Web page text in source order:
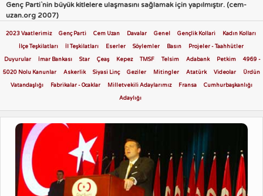
Genç Parti`nin büyük kitlelere ulaşmasını sağlamak için yapılmıştır. (cem-
uzan.org 2007)
2023 Vaatlerimiz Genç Parti Cem Uzan Davalar Genel Gençlik Kollari
Kadın Kolları
İlçe Teşkilatları
İl Teşkilatları Eserler Söylemler Basın
Projeler - Taahhütler
Duyurular
İmar Bankası Star Çeaş Kepez TMSF Telsim Adabank Petkim
4969 -
5020 Nolu Kanunlar
Askerlik Siyasi Linç Geziler Mitingler Atatürk Videolar
Ürdün
Vatandaşlığı
Fabrikalar - Ocaklar Milletvekili Adaylarımız Fransa
Cumhurbaşkanlığı
Adaylığı